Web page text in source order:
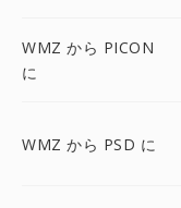
WMZ から PICON
に
WMZ から PSD に